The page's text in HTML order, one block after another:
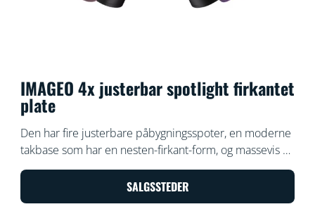
IMAGEO 4x justerbar spotlight firkantet
plate
Den har fire justerbare påbygningsspoter, en moderne
takbase som har en nesten-firkant-form, og massevis av
kraft til å fylle rommet i alle retninger med lys og
farger. Vår Built-on Spots-lysarmatur hjelper deg med å
velge den perfekte lysscenen for enhver aktivitet.
SALGSSTEDER